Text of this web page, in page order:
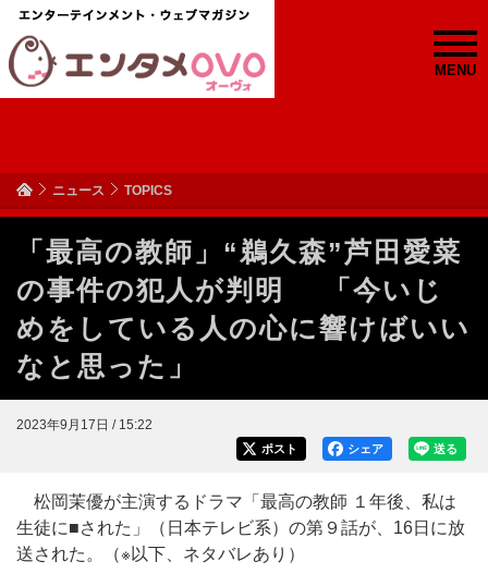
MENU
ニュース TOPICS
「最高の教師」“鵜久森”芦田愛菜
の事件の犯人が判明 「今いじ
めをしている人の心に響けばいい
なと思った」
2023年9月17日 / 15:22
送る
シェア
ポスト
松岡茉優が主演するドラマ「最高の教師 １年後、私は
生徒に■された」（日本テレビ系）の第９話が、16日に放
送された。（※以下、ネタバレあり）